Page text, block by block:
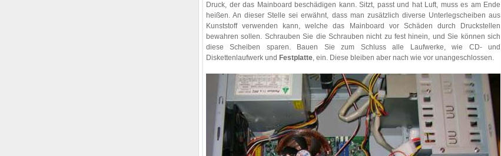
Druck, der das Mainboard beschädigen kann. Sitzt, passt und hat Luft, muss es am Ende
heißen. An dieser Stelle sei erwähnt, dass man zusätzlich diverse Unterlegscheiben aus
Kunststoff verwenden kann, welche das Mainboard vor Schäden durch Druckstellen
bewahren sollen. Schrauben Sie die Schrauben nicht zu fest hinein, und Sie können sich
diese Scheiben sparen. Bauen Sie zum Schluss alle Laufwerke, wie CD- und
Diskettenlaufwerk und Festplatte, ein. Diese bleiben aber nach wie vor unangeschlossen.